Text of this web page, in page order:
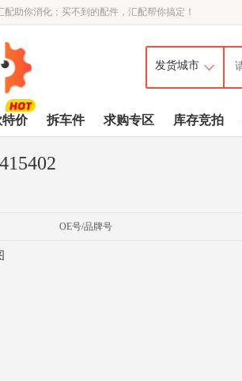
配助你消化；买不到的配件，汇配帮你搞定！
价 拆车件 求购专区 库存竞拍
OE号/品牌号